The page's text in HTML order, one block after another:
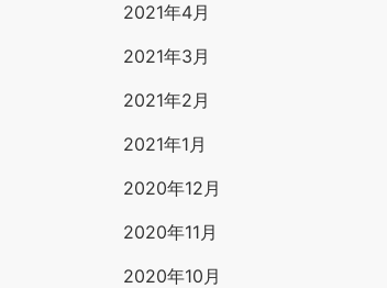
2021年4月
2021年3月
2021年2月
2021年1月
2020年12月
2020年11月
2020年10月